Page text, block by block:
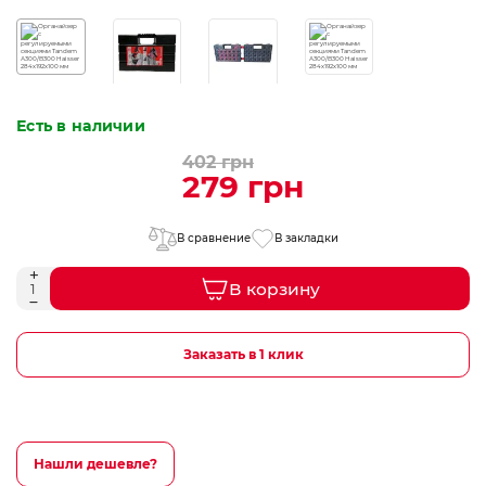
Есть в наличии
402 грн
279 грн
В сравнение В закладки
В корзину
Заказать в 1 клик
Нашли дешевле?